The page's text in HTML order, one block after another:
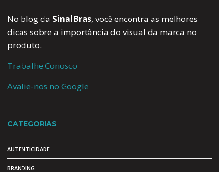
No blog da SinalBras, você encontra as melhores
dicas sobre a importância do visual da marca no
produto.
Trabalhe Conosco
Avalie-nos no Google
CATEGORIAS
AUTENTICIDADE
BRANDING